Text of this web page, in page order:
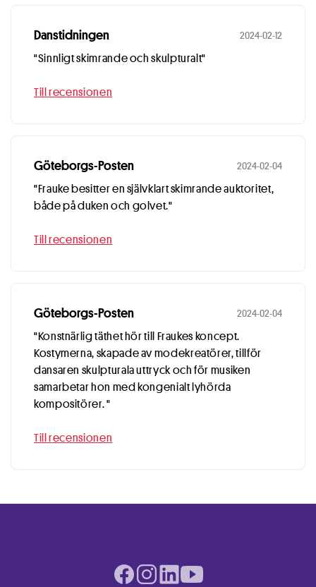
Danstidningen 2024-02-12
"Sinnligt skimrande och skulpturalt"
Till recensionen
Göteborgs-Posten 2024-02-04
"Frauke besitter en självklart skimrande auktoritet,
både på duken och golvet."
Till recensionen
Göteborgs-Posten 2024-02-04
"Konstnärlig täthet hör till Fraukes koncept.
Kostymerna, skapade av modekreatörer, tillför
dansaren skulpturala uttryck och för musiken
samarbetar hon med kongenialt lyhörda
kompositörer. "
Till recensionen
Facebook page
Instagram page
LinkedIn pageYoutube page